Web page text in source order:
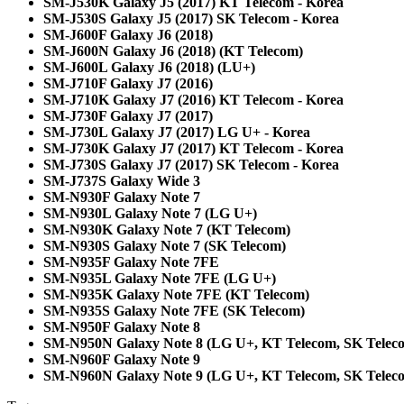
SM-J530S Galaxy J5 (2017) SK Telecom - Korea
SM-J600F Galaxy J6 (2018)
SM-J600N Galaxy J6 (2018) (KT Telecom)
SM-J600L Galaxy J6 (2018) (LU+)
SM-J710F Galaxy J7 (2016)
SM-J710K Galaxy J7 (2016) KT Telecom - Korea
SM-J730F Galaxy J7 (2017)
SM-J730L Galaxy J7 (2017) LG U+ - Korea
SM-J730K Galaxy J7 (2017) KT Telecom - Korea
SM-J730S Galaxy J7 (2017) SK Telecom - Korea
SM-J737S Galaxy Wide 3
SM-N930F Galaxy Note 7
SM-N930L Galaxy Note 7 (LG U+)
SM-N930K Galaxy Note 7 (KT Telecom)
SM-N930S Galaxy Note 7 (SK Telecom)
SM-N935F Galaxy Note 7FE
SM-N935L Galaxy Note 7FE (LG U+)
SM-N935K Galaxy Note 7FE (KT Telecom)
SM-N935S Galaxy Note 7FE (SK Telecom)
SM-N950F Galaxy Note 8
SM-N950N Galaxy Note 8 (LG U+, KT Telecom, SK
SM-N960F Galaxy Note 9
SM-N960N Galaxy Note 9 (LG U+, KT Telecom, SK